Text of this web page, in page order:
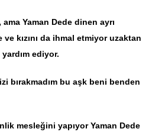
Yaman Dede dinen ayrı
kızını da ihmal etmiyor uzaktan
ediyor.
bırakmadım bu aşk beni benden
mesleğini yapıyor Yaman Dede